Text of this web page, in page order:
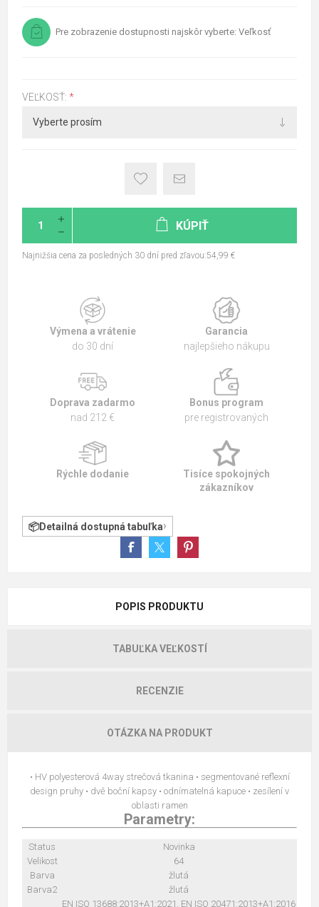
Pre zobrazenie dostupnosti najskôr vyberte: Veľkosť
VEĽKOSŤ: *
KÚPIŤ
Najnižšia cena za posledných 30 dní pred zľavou:54,99 €
Výmena a vrátenie
do 30 dní
Garancia
najlepšieho nákupu
Doprava zadarmo
nad 212 €
Bonus program
pre registrovaných
Rýchle dodanie
Tisíce spokojných
zákazníkov
Detailná dostupná tabuľka
POPIS PRODUKTU
TABUĽKA VEĽKOSTÍ
RECENZIE
OTÁZKA NA PRODUKT
• HV polyesterová 4way strečová tkanina • segmentované reflexní
design pruhy • dvě boční kapsy • odnímatelná kapuce • zesílení v
oblasti ramen
Parametry:
Status
Novinka
Velikost
64
Barva
žlutá
Barva2
žlutá
EN ISO 13688:2013+A1:2021, EN ISO 20471:2013+A1:2016